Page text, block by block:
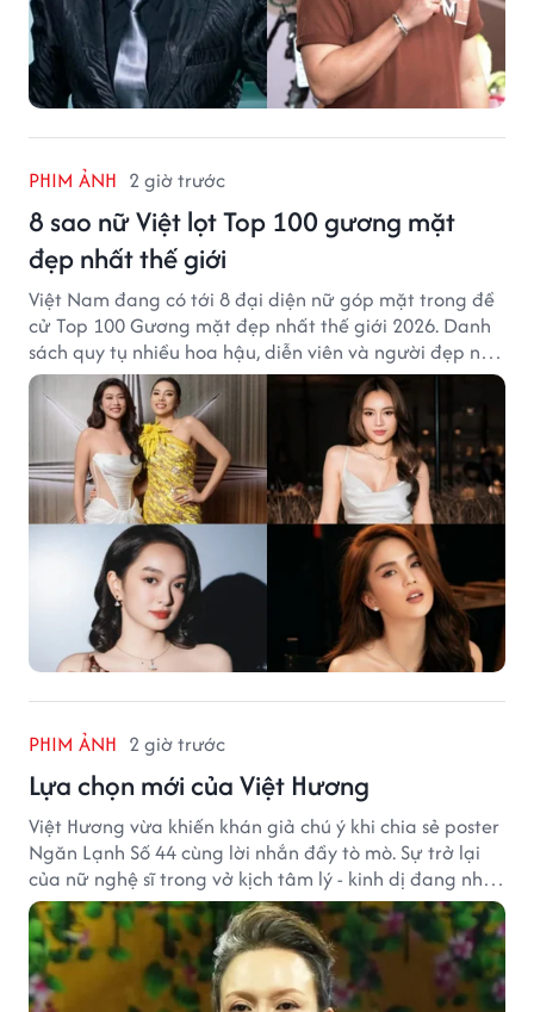
PHIM ẢNH 2 giờ trước
8 sao nữ Việt lọt Top 100 gương mặt
đẹp nhất thế giới
Việt Nam đang có tới 8 đại diện nữ góp mặt trong đề
cử Top 100 Gương mặt đẹp nhất thế giới 2026. Danh
sách quy tụ nhiều hoa hậu, diễn viên và người đẹp nổi
tiếng của showbiz Việt.
PHIM ẢNH 2 giờ trước
Lựa chọn mới của Việt Hương
Việt Hương vừa khiến khán giả chú ý khi chia sẻ poster
Ngăn Lạnh Số 44 cùng lời nhắn đầy tò mò. Sự trở lại
của nữ nghệ sĩ trong vở kịch tâm lý - kinh dị đang nhận
được nhiều quan tâm từ công chúng.